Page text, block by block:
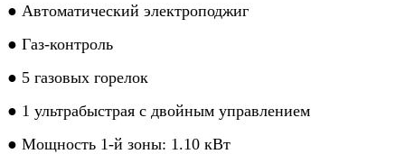
● Автоматический электроподжиг
● Газ-контроль
● 5 газовых горелок
● 1 ультрабыстрая с двойным управлением
● Мощность 1-й зоны: 1.10 кВт